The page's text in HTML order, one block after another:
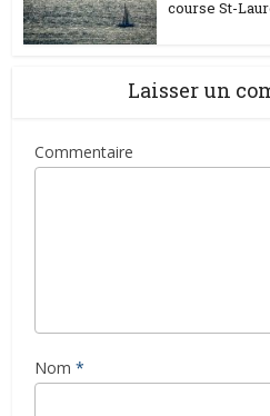
course St-
Laisser un
Commentaire
Nom *